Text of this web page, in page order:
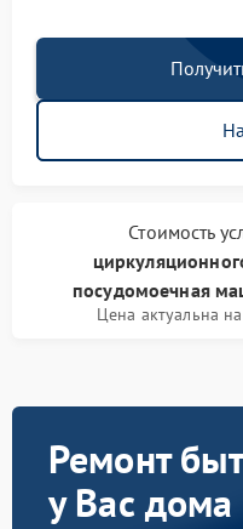
Стоимость
посудомоечная
Цена актуальна
Ремонт
у Вас дома